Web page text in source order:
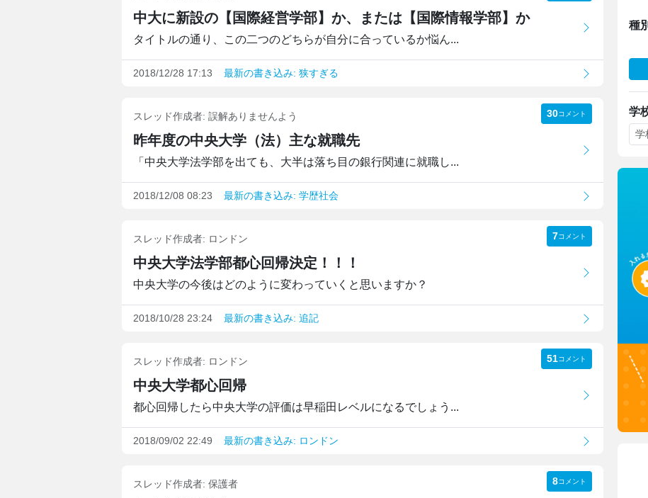
中大に新設の【国際経営学部】か、または【国際情報学部】か
タイトルの通り、この二つのどちらが自分に合っているか悩ん...
2018/12/28 17:13 最新の書き込み: 狭すぎる
スレッド作成者: 誤解ありませんよう 30コメント
昨年度の中央大学（法）主な就職先
「中央大学法学部を出ても、大半は落ち目の銀行関連に就職し...
2018/12/08 08:23 最新の書き込み: 学歴社会
スレッド作成者: ロンドン 7コメント
中央大学法学部都心回帰決定！！！
中央大学の今後はどのように変わっていくと思いますか？
2018/10/28 23:24 最新の書き込み: 追記
スレッド作成者: ロンドン 51コメント
中央大学都心回帰
都心回帰したら中央大学の評価は早稲田レベルになるでしょう...
2018/09/02 22:49 最新の書き込み: ロンドン
スレッド作成者: 保護者 8コメント
種
学